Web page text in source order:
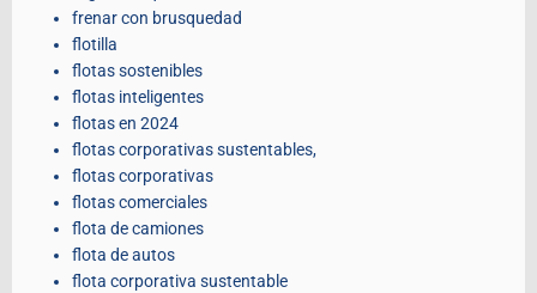
frenar con brusquedad
flotilla
flotas sostenibles
flotas inteligentes
flotas en 2024
flotas corporativas sustentables,
flotas corporativas
flotas comerciales
flota de camiones
flota de autos
flota corporativa sustentable